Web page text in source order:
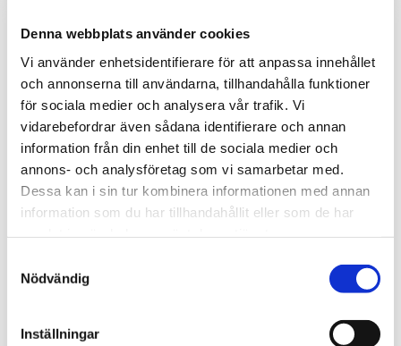
Denna webbplats använder cookies
Vi använder enhetsidentifierare för att anpassa innehållet
och annonserna till användarna, tillhandahålla funktioner
för sociala medier och analysera vår trafik. Vi
vidarebefordrar även sådana identifierare och annan
information från din enhet till de sociala medier och
annons- och analysföretag som vi samarbetar med.
Dessa kan i sin tur kombinera informationen med annan
information som du har tillhandahållit eller som de har
Nödvändig
Inställningar
Solstrålnings- och
väderskydd till
transmittrar
System inkl. platta för intern
Solstrålnings- och
väderskydd till givare
Metereologiskt skydd för 3:e